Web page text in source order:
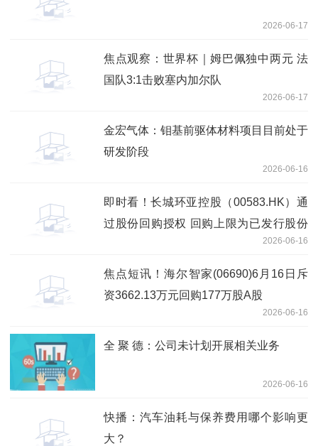
2026-06-17
焦点观察：世界杯｜姆巴佩独中两元 法
国队3:1击败塞内加尔队
2026-06-17
金宏气体：钼基前驱体材料项目目前处于
研发阶段
2026-06-16
即时看！长城环亚控股（00583.HK）通
过股份回购授权 回购上限为已发行股份
2026-06-16
焦点短讯！海尔智家(06690)6月16日斥
资3662.13万元回购177万股A股
2026-06-16
全 聚 德：公司未计划开展相关业务
2026-06-16
快播：汽车油耗与保养费用哪个影响更
大？